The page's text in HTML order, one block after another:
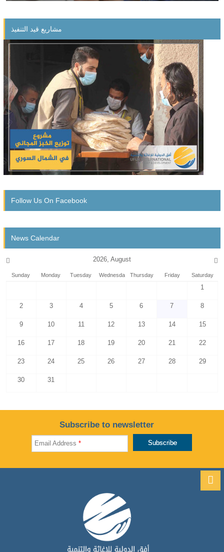
مشاريع قيد التنفيذ
Follow Us On Facebook
News Calendar
2026, August
Sunday Monday Tuesday Wednesday Thursday Friday Saturday
1
2 3 4 5 6 7 8
9 10 11 12 13 14 15
16 17 18 19 20 21 22
23 24 25 26 27 28 29
30 31
Subscribe to newsletter
Email Address*